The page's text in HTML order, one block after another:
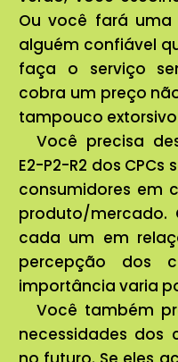
Ou você fará uma
alguém confiável
faça o serviço
cobra um preço
tampouco
Você precisa
E2-P2-R2 dos
consumidores em
produto/mercado.
cada um em
percepção dos
importância varia
Você também
necessidades dos